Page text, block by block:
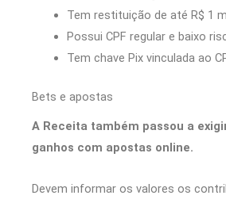
Tem restituição de até R$ 1
Possui CPF regular e baixo
Tem chave Pix vinculada ao
Bets e apostas
A Receita também passou a
ganhos com apostas online.
Devem informar os valores os